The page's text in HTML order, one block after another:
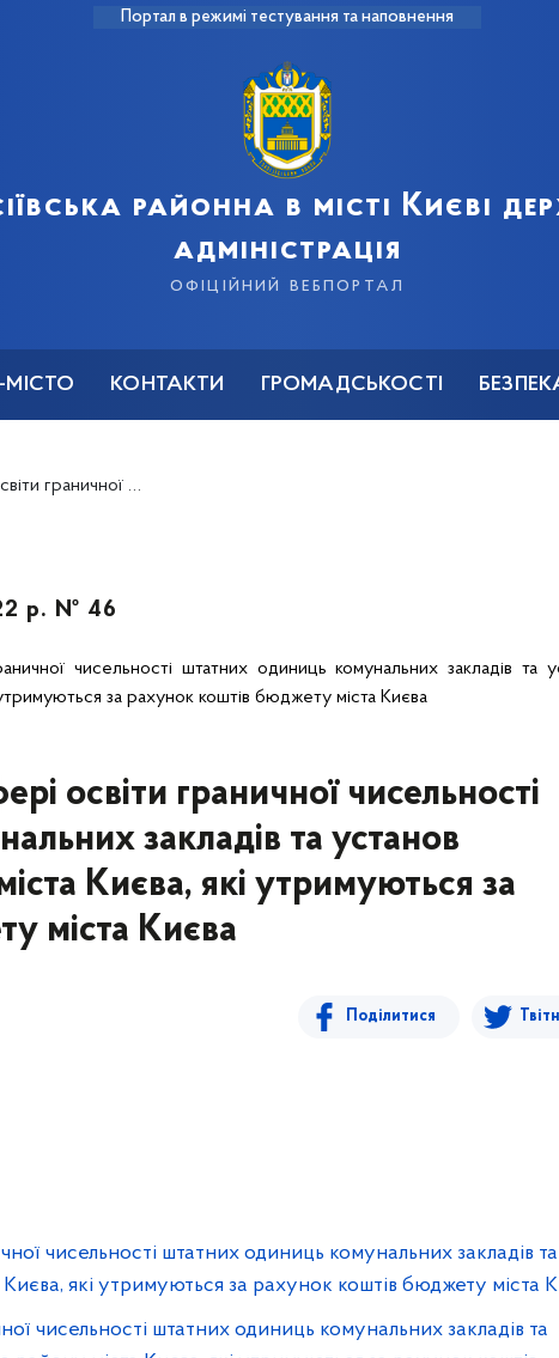
Портал в режимі тестування та наповнення
районна в місті Києві
адміністрація
офіційний вебпортал
МІСТО КОНТАКТИ ГРОМАДСЬКОСТІ
Києва, які утримуються за рахунок коштів бюджету міста Києва
р. № 46
чисельності штатних одиниць комунальних закладів та
утримуються за рахунок коштів бюджету міста Києва
освіти граничної чисельності
закладів та установ
Києва, які утримуються за
міста Києва
Поділитися
чисельності штатних одиниць комунальних закладів та
Києва, які утримуються за рахунок коштів бюджету міста
чисельності штатних одиниць комунальних закладів та